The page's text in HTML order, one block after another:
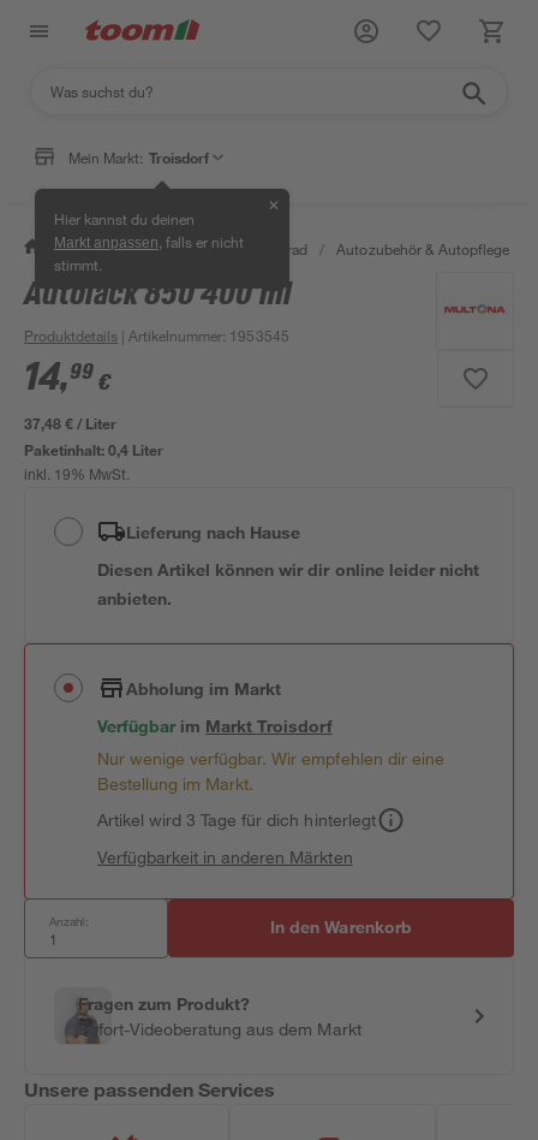
Mein Markt: Troisdorf
Hier kannst du deinen
Markt anpassen , falls er nicht
stimmt.
✕
/ Garten & Freizeit / Auto & Fahrrad / Autozubehör & Autopflege
Autolack 850 400 ml
Produktdetails | Artikelnummer: 1953545
14,99 €
37,48 € / Liter
Paketinhalt:0,4 Liter
inkl. 19% MwSt.
Lieferung nach Hause
Diesen Artikel können wir dir online leider nicht
anbieten.
Abholung im Markt
Verfügbar im MarktTroisdorf
Nur wenige verfügbar. Wir empfehlen dir eine
Bestellung im Markt.
Artikel wird 3 Tage für dich hinterlegt
Verfügbarkeit in anderen Märkten
Anzahl: In den Warenkorb
Fragen zum Produkt?
Sofort-Videoberatung aus dem Markt
Unsere passenden Services